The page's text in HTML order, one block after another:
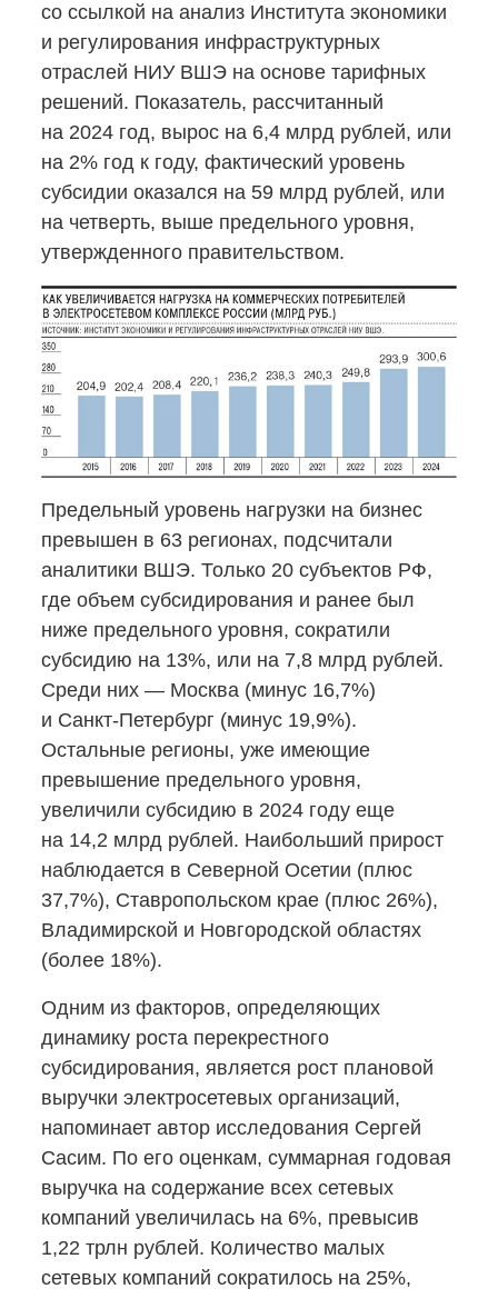
со ссылкой на анализ Института экономики
и регулирования инфраструктурных
отраслей НИУ ВШЭ на основе тарифных
решений. Показатель, рассчитанный
на 2024 год, вырос на 6,4 млрд рублей, или
на 2% год к году, фактический уровень
субсидии оказался на 59 млрд рублей, или
на четверть, выше предельного уровня,
утвержденного правительством.
Предельный уровень нагрузки на бизнес
превышен в 63 регионах, подсчитали
аналитики ВШЭ. Только 20 субъектов РФ,
где объем субсидирования и ранее был
ниже предельного уровня, сократили
субсидию на 13%, или на 7,8 млрд рублей.
Среди них — Москва (минус 16,7%)
и Санкт-Петербург (минус 19,9%).
Остальные регионы, уже имеющие
превышение предельного уровня,
увеличили субсидию в 2024 году еще
на 14,2 млрд рублей. Наибольший прирост
наблюдается в Северной Осетии (плюс
37,7%), Ставропольском крае (плюс 26%),
Владимирской и Новгородской областях
(более 18%).
Одним из факторов, определяющих
динамику роста перекрестного
субсидирования, является рост плановой
выручки электросетевых организаций,
напоминает автор исследования Сергей
Сасим. По его оценкам, суммарная годовая
выручка на содержание всех сетевых
компаний увеличилась на 6%, превысив
1,22 трлн рублей. Количество малых
сетевых компаний сократилось на 25%,